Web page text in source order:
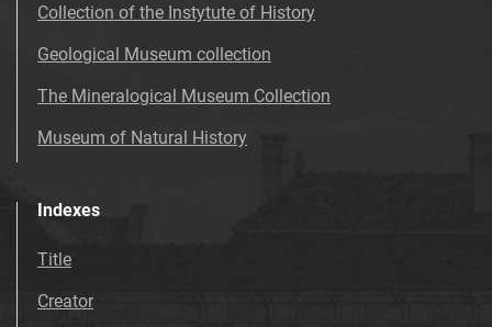
Collection of the Instytute of History
Geological Museum collection
The Mineralogical Museum Collection
Museum of Natural History
Indexes
Title
Creator